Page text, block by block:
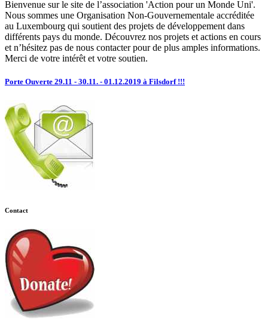
Bienvenue sur le site de l’association 'Action pour un Monde Uni'.
Nous sommes une Organisation Non-Gouvernementale accréditée
au Luxembourg qui soutient des projets de développement dans
différents pays du monde. Découvrez nos projets et actions en cours
et n’hésitez pas de nous contacter pour de plus amples informations.
Merci de votre intérêt et votre soutien.
Porte Ouverte 29.11 - 30.11. - 01.12.2019 à Filsdorf !!!
Contact